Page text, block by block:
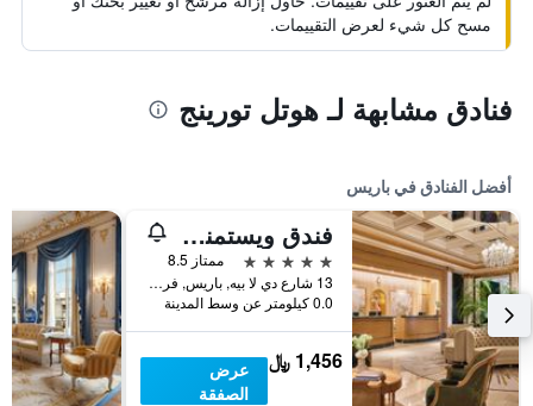
مسح كل شيء لعرض التقييمات.
فنادق مشابهة لـ هوتل تورينج
أفضل الفنادق في باريس
فندق ويستمنستر
5 نجوم
ممتاز 8.5
13 شارع دي لا بيه, باريس, فرنسا
0.0 كيلومتر عن وسط المدينة
1,456 ﷼
عرض
الصفقة